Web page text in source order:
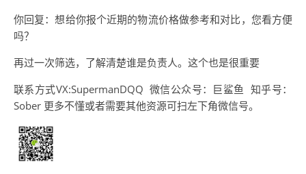
你回复：想给你报个近期的物流价格做参考和对比，您看方便
吗？
再过一次筛选，了解清楚谁是负责人。这个也是很重要
联系方式VX:SupermanDQQ 微信公众号：巨鲨鱼 知乎号：
Sober 更多不懂或者需要其他资源可扫左下角微信号。